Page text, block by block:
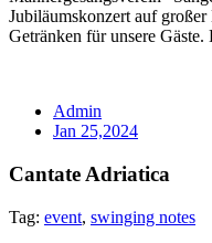
Jubiläumskonzert auf
Getränken für unsere
Admin
Jan 25,2024
Cantate Adriatica
Tag: event, swinging notes